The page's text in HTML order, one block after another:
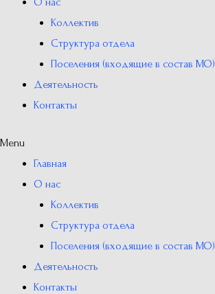
Коллектив
Структура отдела
Поселения (входящие в состав МО)
Деятельность
Контакты
Menu
Главная
О нас
Коллектив
Структура отдела
Поселения (входящие в состав МО)
Деятельность
Контакты